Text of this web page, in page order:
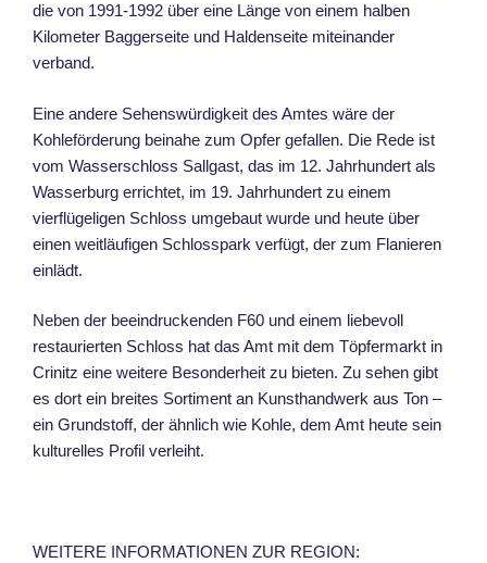
die von 1991-1992 über eine Länge von einem halben
Kilometer Baggerseite und Haldenseite miteinander
verband.
Eine andere Sehenswürdigkeit des Amtes wäre der
Kohleförderung beinahe zum Opfer gefallen. Die Rede ist
vom Wasserschloss Sallgast, das im 12. Jahrhundert als
Wasserburg errichtet, im 19. Jahrhundert zu einem
vierflügeligen Schloss umgebaut wurde und heute über
einen weitläufigen Schlosspark verfügt, der zum Flanieren
einlädt.
Neben der beeindruckenden F60 und einem liebevoll
restaurierten Schloss hat das Amt mit dem Töpfermarkt in
Crinitz eine weitere Besonderheit zu bieten. Zu sehen gibt
es dort ein breites Sortiment an Kunsthandwerk aus Ton –
ein Grundstoff, der ähnlich wie Kohle, dem Amt heute sein
kulturelles Profil verleiht.
WEITERE INFORMATIONEN ZUR REGION: